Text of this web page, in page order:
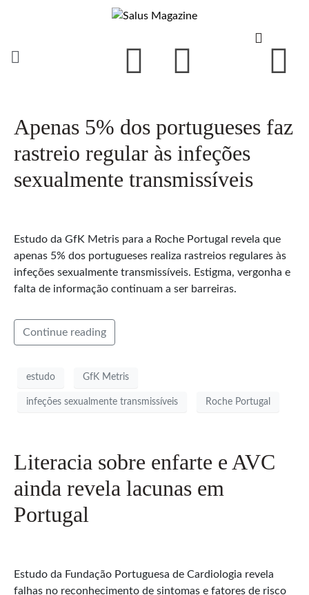
Apenas 5% dos portugueses faz
rastreio regular às infeções
sexualmente transmissíveis
Estudo da GfK Metris para a Roche Portugal revela que
apenas 5% dos portugueses realiza rastreios regulares às
infeções sexualmente transmissíveis. Estigma, vergonha e
falta de informação continuam a ser barreiras.
Continue reading
estudo GfK Metris
infeções sexualmente transmissíveis Roche Portugal
Literacia sobre enfarte e AVC
ainda revela lacunas em
Portugal
Estudo da Fundação Portuguesa de Cardiologia revela
falhas no reconhecimento de sintomas e fatores de risco